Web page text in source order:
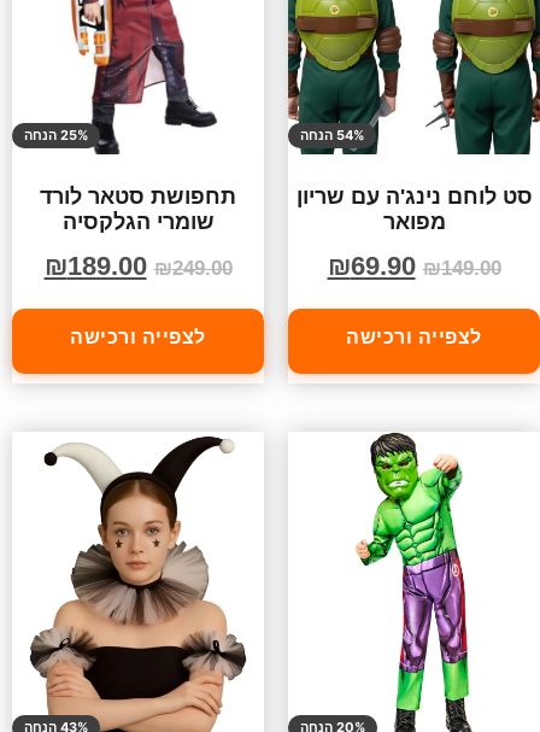
54% הנחה
סט לוחם נינג'ה עם שריון
מפואר
₪149.00
₪69.90
לצפייה ורכישה
25% הנחה
תחפושת סטאר לורד
שומרי הגלקסיה
₪249.00
₪189.00
לצפייה ורכישה
20% הנחה 43% הנחה